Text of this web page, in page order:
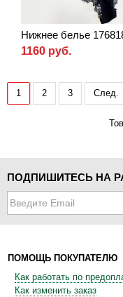
Нижнее белье
1160 руб.
1 2 3 След.
ПОДПИШИТЕСЬ НА
ПОМОЩЬ ПОКУПАТЕЛЮ
Как работать по
Как изменить заказ